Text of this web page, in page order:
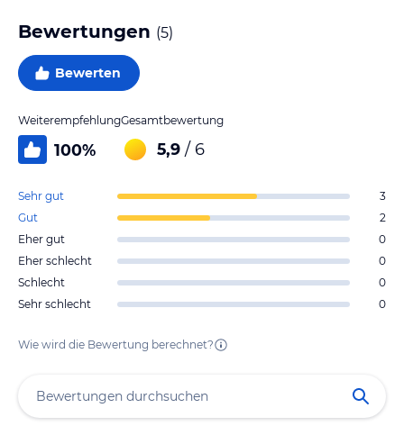
Bewertungen (5)
Bewerten
Weiterempfehlung
100%
Gesamtbewertung
5,9 / 6
Sehr gut
3
Gut
2
Eher gut
0
Eher schlecht
0
Schlecht
0
Sehr schlecht
0
Wie wird die Bewertung berechnet?